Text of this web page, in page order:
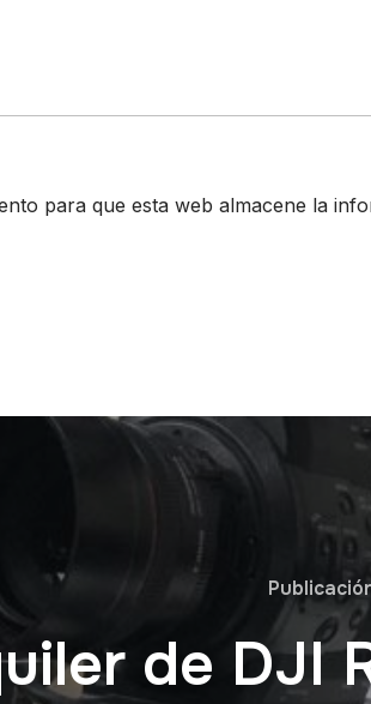
para que esta web almacene la
de DJI